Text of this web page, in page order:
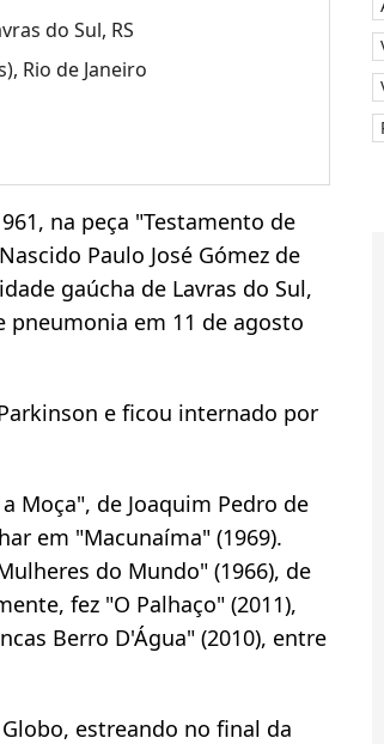
do Sul, RS
Rio de Janeiro
na peça "Testamento de
Paulo José Gómez de
gaúcha de Lavras do Sul,
em 11 de agosto
e ficou internado por
Moça", de Joaquim Pedro de
em "Macunaíma" (1969).
do Mundo" (1966), de
fez "O Palhaço" (2011),
Berro D'Água" (2010), entre
estreando no final da